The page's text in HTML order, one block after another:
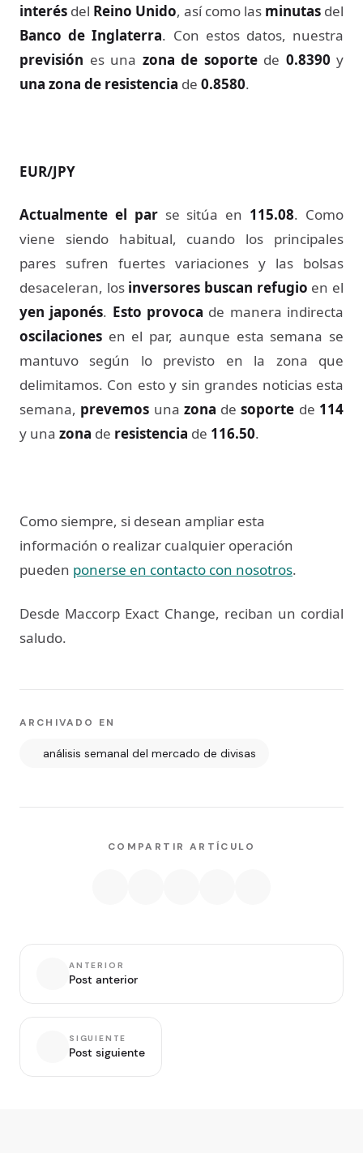
interés del Reino Unido, así como las minutas del
Banco de Inglaterra. Con estos datos, nuestra
previsión es una zona de soportede 0.8390 y
una zona de resistencia de 0.8580.
EUR/JPY
Actualmente el parse sitúa en 115.08. Como
viene siendo habitual, cuando los principales
pares sufren fuertes variaciones y las bolsas
desaceleran, los inversores buscan refugio en el
yen japonés. Esto provoca de manera indirecta
oscilaciones en el par, aunque esta semana se
mantuvo según lo previsto en la zona que
delimitamos. Con esto y sin grandes noticias esta
semana, prevemos una zona desoporte de 114
y una zona de resistencia de 116.50.
Como siempre, si desean ampliar esta
información o realizar cualquier operación
pueden ponerse en contacto con nosotros.
Desde Maccorp Exact Change, reciban un cordial
saludo.
ARCHIVADO EN
análisis semanal del mercado de divisas
COMPARTIR ARTÍCULO
ANTERIOR
Post anterior
SIGUIENTE
Post siguiente